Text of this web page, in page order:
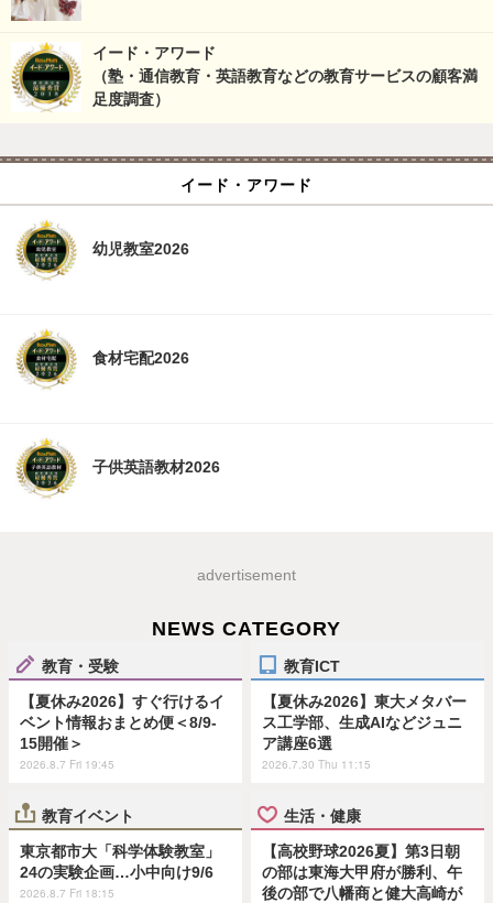
イード・アワード
（塾・通信教育・英語教育などの教育サービスの顧客満
足度調査）
イード・アワード
幼児教室2026
食材宅配2026
子供英語教材2026
advertisement
NEWS CATEGORY
教育・受験
【夏休み2026】すぐ行けるイ
ベント情報おまとめ便＜8/9-
15開催＞
2026.8.7 Fri 19:45
教育ICT
【夏休み2026】東大メタバー
ス工学部、生成AIなどジュニ
ア講座6選
2026.7.30 Thu 11:15
教育イベント
東京都市大「科学体験教室」
24の実験企画…小中向け9/6
2026.8.7 Fri 18:15
生活・健康
【高校野球2026夏】第3日朝
の部は東海大甲府が勝利、午
後の部で八幡商と健大高崎が